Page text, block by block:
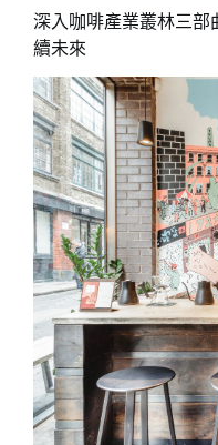
之
獨
立
咖
啡
館
的
經
營
之
道
（下）
關
於
咖
啡
職
人
的
深入咖啡產業叢林三部
續未來